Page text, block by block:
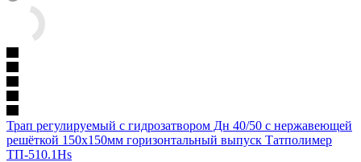
Трап регулируемый с гидрозатвором Дн 40/50 с нержавеющей
решёткой 150х150мм горизонтальный выпуск Татполимер
ТП-510.1Hs